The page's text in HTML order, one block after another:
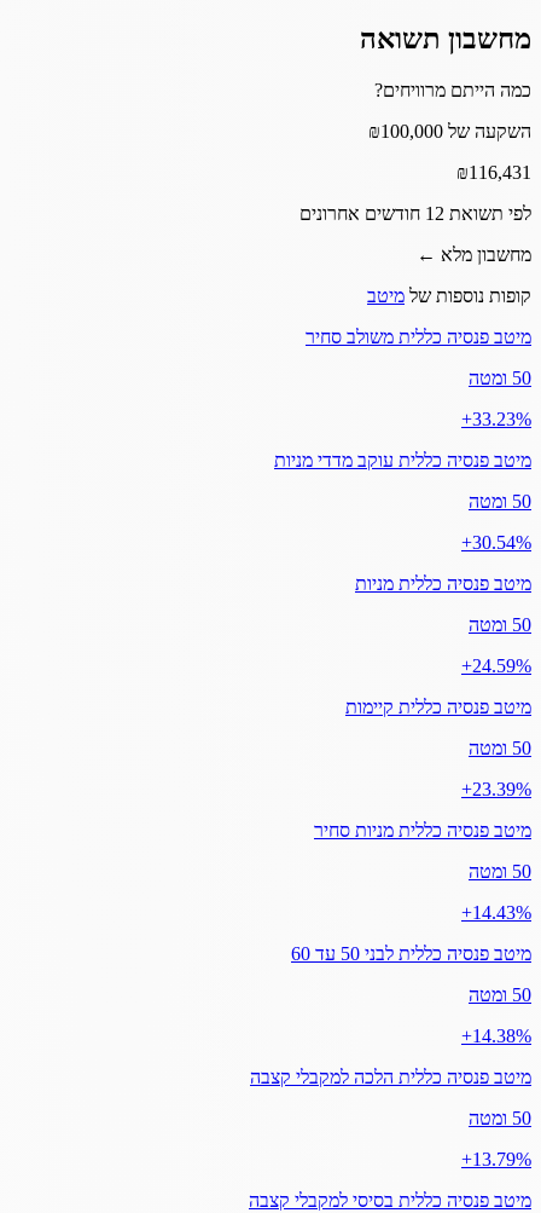
מחשבון תשואה
כמה הייתם מרוויחים?
השקעה של ₪100,000
₪116,431
לפי תשואת 12 חודשים אחרונים
מחשבון מלא ←
קופות נוספות של מיטב
מיטב פנסיה כללית משולב סחיר
50 ומטה
‎+33.23%
מיטב פנסיה כללית עוקב מדדי מניות
50 ומטה
‎+30.54%
מיטב פנסיה כללית מניות
50 ומטה
‎+24.59%
מיטב פנסיה כללית קיימות
50 ומטה
‎+23.39%
מיטב פנסיה כללית מניות סחיר
50 ומטה
‎+14.43%
מיטב פנסיה כללית לבני 50 עד 60
50 ומטה
‎+14.38%
מיטב פנסיה כללית הלכה למקבלי קצבה
50 ומטה
‎+13.79%
מיטב פנסיה כללית בסיסי למקבלי קצבה